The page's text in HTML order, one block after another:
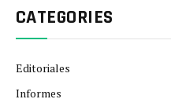
CATEGORIES
Editoriales
Informes